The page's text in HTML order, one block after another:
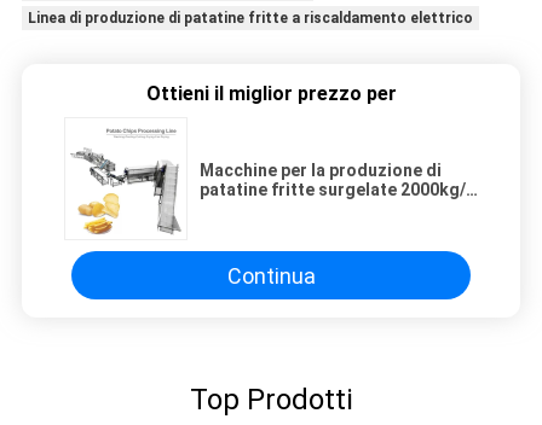
Linea di produzione di patatine fritte a riscaldamento elettrico
Ottieni il miglior prezzo per
Macchine per la produzione di
patatine fritte surgelate 2000kg/h
Continua
Top Prodotti